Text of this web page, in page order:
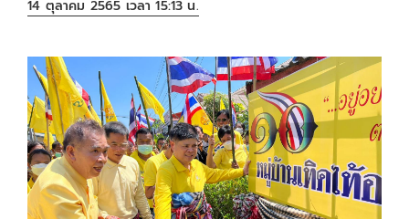
14 ตุลาคม 2565 เวลา 15:13 น.